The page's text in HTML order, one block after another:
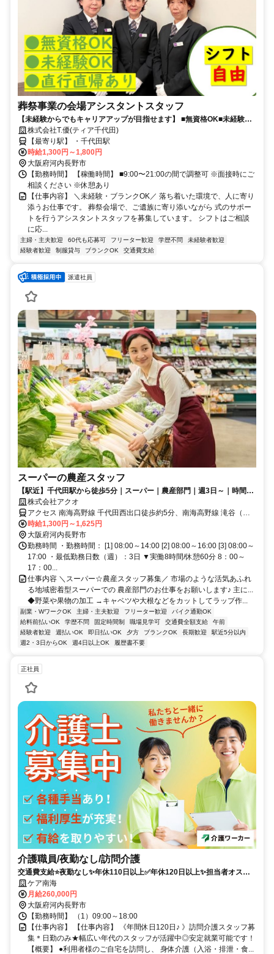
葬祭事業の会場アシスタントスタッフ
【未経験からでもキャリアアップが目指せます】 ■無資格OK■未経験
OK■直行直帰OK■学歴不問■30代、40代スタッフ活躍中！
株式会社T.優(ティア千代田)
【最寄り駅】 ・千代田駅
時給1,300円～1,800円
大阪府河内長野市
【勤務時間】 【稼働時間】 ■9:00〜21:00の間で調整可 ※面接時にご
相談ください ※休憩あり
【仕事内容】 ＼未経験・ブランクOK／ 落ち着いた環境で、人に寄り
添うお仕事です。 葬祭会場で、ご遺族に寄り添いながら 式のサポー
トを行うアシスタントスタッフを募集しています。 シフトはご相談
に応...
主婦・主夫歓迎 60代も応募可 フリーター歓迎 学歴不問
未経験者歓迎
経験者歓迎
制服貸与 ブランクOK 交通費支給
派遣社員
スーパーの農産スタッフ
【駅近】千代田駅から徒歩5分｜スーパー｜農産部門｜週3日～｜時間数
相談OK｜高時給｜日払い・週払い可★
株式会社アクオ
アクセス 南海高野線 千代田西出口徒歩約5分、南海高野線 滝谷（大
阪府）徒歩約21分、近鉄長野線 汐ノ宮徒歩約21分
時給1,300円～1,625円
大阪府河内長野市
勤務時間 ・勤務時間： [1] 08:00～14:00 [2] 08:00～16:00 [3] 08:00～
17:00 ・最低勤務日数（週）：3日 ▼実働8時間/休憩60分 8：00～
17：00...
仕事内容 ＼スーパー☆農産スタッフ募集／ 市場のような活気あふれ
る地域密着型スーパーでの 農産部門のお仕事をお願いします♪ 主に...
◆野菜や果物の加工 →キャベツや大根などをカットしてラップ作...
副業・WワークOK 主婦・主夫歓迎 フリーター歓迎
バイク通勤OK
給料前払いOK
学歴不問 固定時間制 職場見学可 交通費全額支給
午前
経験者歓迎
週払いOK 即日払いOK 夕方 ブランクOK 長期歓迎
駅近5分以内
週2・3日からOK
週4日以上OK 履歴書不要
正社員
介護職員/夜勤なし/訪問介護
交通費支給⭐️夜勤なし✨年休110日以上✅️年休120日以上✨担当者オスス
メ⭕️研修支援有✨経験者優遇
ケア南海
月給260,000円
大阪府河内長野市
【勤務時間】 （1）09:00～18:00
【仕事内容】 【仕事内容】 《年間休日120日♪ 》訪問介護スタッフ募
集＊日勤のみ★幅広い年代のスタッフが活躍中◎安定就業可能です！
【概要】 ●利用者様のご自宅を訪問し、 身体介護（入浴・排泄・食...